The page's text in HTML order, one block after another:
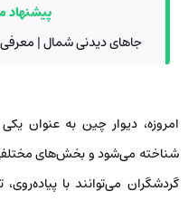
پیشنهاد
جاهای دیدنی شمال |
امروزه، دیوار چین به عنوان
شناخته می‌شود و بخش‌های
گردشگران می‌توانند با